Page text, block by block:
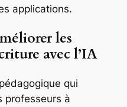
applications.
les
avec l’IA
qui
professeurs à